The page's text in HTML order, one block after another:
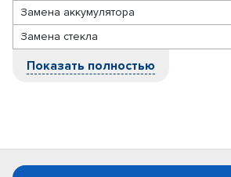
Замена аккумулятора
Замена стекла
Показать полностью